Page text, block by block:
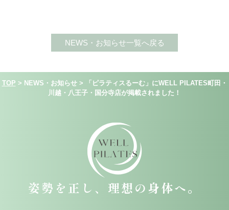
NEWS・お知らせ一覧へ戻る
TOP > NEWS・お知らせ>
「ピラティスるーむ」にWELL PILATES町田・
川越・八王子・国分寺店が掲載されました！
姿勢を正し、理想の身体へ。